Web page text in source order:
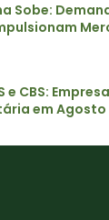
Sobe:
e CBS:
em Agosto